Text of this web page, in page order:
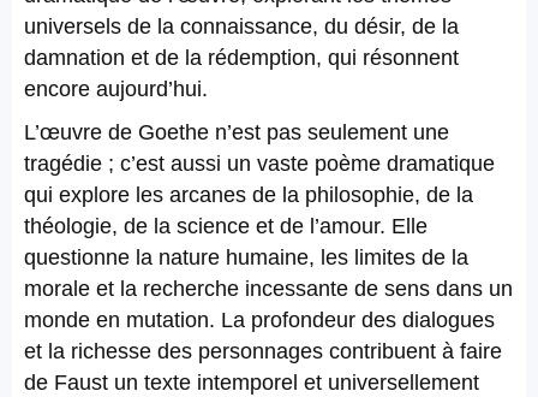
universels de la connaissance, du désir, de la
damnation et de la rédemption, qui résonnent
encore aujourd’hui.
L’œuvre de Goethe n’est pas seulement une
tragédie ; c’est aussi un vaste poème dramatique
qui explore les arcanes de la philosophie, de la
théologie, de la science et de l’amour. Elle
questionne la nature humaine, les limites de la
morale et la recherche incessante de sens dans un
monde en mutation. La profondeur des dialogues
et la richesse des personnages contribuent à faire
de Faust un texte intemporel et universellement